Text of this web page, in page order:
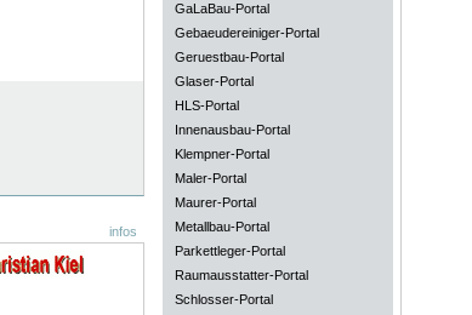
infos
GaLaBau-Portal
Gebaeudereiniger-Portal
Geruestbau-Portal
Glaser-Portal
HLS-Portal
Innenausbau-Portal
Klempner-Portal
Maler-Portal
Maurer-Portal
Metallbau-Portal
Parkettleger-Portal
Raumausstatter-Portal
Schlosser-Portal